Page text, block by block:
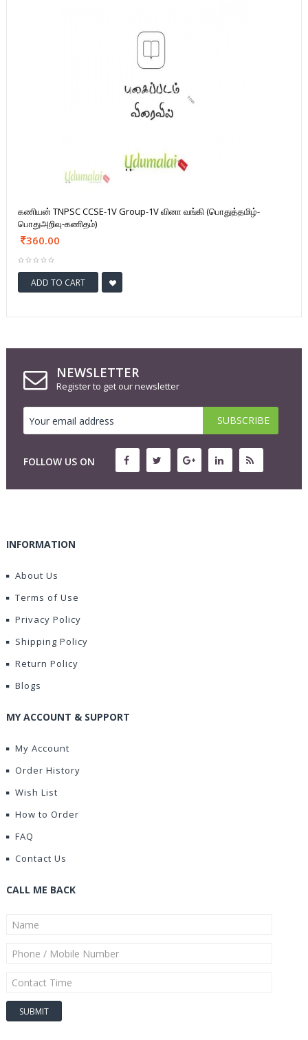
கணியன் TNPSC CCSE-1V Group-1V வினா வங்கி (பொதுத்தமிழ்-
பொதுஅறிவு-கணிதம்)
360.00
ADD TO CART
NEWSLETTER
Register to get our newsletter
FOLLOW US ON
INFORMATION
About Us
Terms of Use
Privacy Policy
Shipping Policy
Return Policy
Blogs
MY ACCOUNT & SUPPORT
My Account
Order History
Wish List
How to Order
FAQ
Contact Us
CALL ME BACK